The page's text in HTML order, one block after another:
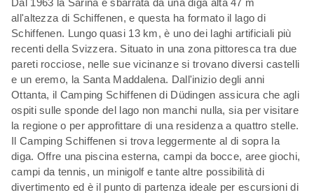
all'altezza di Schiffenen, e questa ha formato il lago di
Schiffenen. Lungo quasi 13 km, è uno dei laghi artificiali più
recenti della Svizzera. Situato in una zona pittoresca tra due
pareti rocciose, nelle sue vicinanze si trovano diversi castelli
e un eremo, la Santa Maddalena. Dall'inizio degli anni
Ottanta, il Camping Schiffenen di Düdingen assicura che agli
ospiti sulle sponde del lago non manchi nulla, sia per visitare
la regione o per approfittare di una residenza a quattro stelle.
Il Camping Schiffenen si trova leggermente al di sopra la
diga. Offre una piscina esterna, campi da bocce, aree giochi,
campi da tennis, un minigolf e tante altre possibilità di
divertimento ed è il punto di partenza ideale per escursioni di